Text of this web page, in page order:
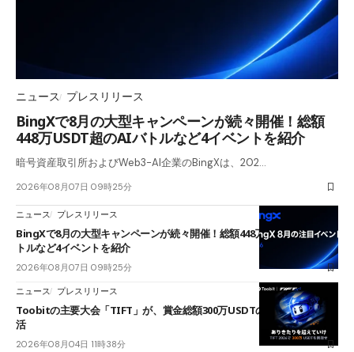
ニュース プレスリリース
BingXで8月の大型キャンペーンが続々開催！総額
448万USDT超のAIバトルなど4イベントを紹介
暗号資産取引所およびWeb3-AI企業のBingXは、202…
2026年08月07日 09時25分
ニュース プレスリリース
BingXで8月の大型キャンペーンが続々開催！総額448万USDT超のAIバ
トルなど4イベントを紹介
2026年08月07日 09時25分
ニュース プレスリリース
Toobitの主要大会「TIFT」が、賞金総額300万USDTのレースとして復
活
2026年08月04日 11時38分